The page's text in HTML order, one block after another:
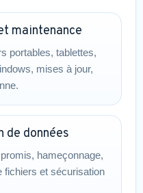
maintenance
portables, tablettes,
mises à jour,
données
hameçonnage,
fichiers et sécurisation